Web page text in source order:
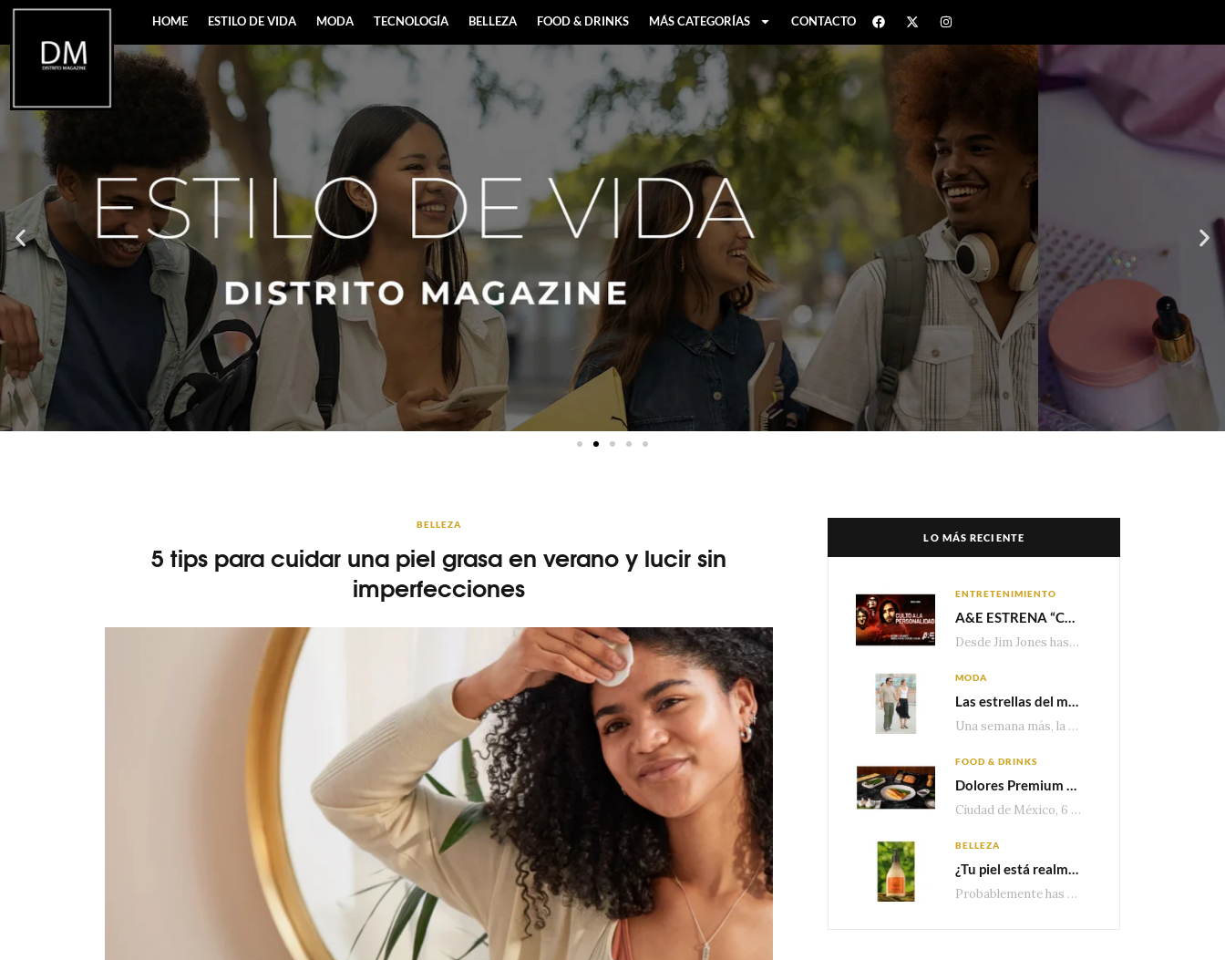
HOME ESTILO DE VIDA MODA TECNOLOGÍA BELLEZA FOOD & DRINKS MÁS CATEGORÍAS CONTACTO
BELLEZA
5 tips para cuidar una piel grasa en verano y lucir sin
imperfecciones
LO MÁS RECIENTE
ENTRETENIMIENTO
A&E ESTRENA “CULTO A LA PERSONALIDAD”,LA SERIE SOBRE LOS LÍDERES DE SECTA MÁS SINIESTROS DE LA HISTORIA
Desde Jim Jones hasta David Berg, la producción recorre en seis episodios cómo el carisma,…
MODA
Las estrellas del momento eligen Valentino
Una semana más, la belleza y la sofisticación de Valentino vuelven a tomar el escenario internacional. Desde…
FOOD & DRINKS
Dolores Premium apuesta por el salmón para seguir creciendo en categorías estratégicas
Ciudad de México, 6 de agosto de 2026.— Con una producción de 2.17 millones de…
BELLEZA
¿Tu piel está realmente hidratada? 4 señales que podrían indicar que necesita algo más
Probablemente has escuchado que el cuidado e hidratación corporal se suele asociar únicamente con una…